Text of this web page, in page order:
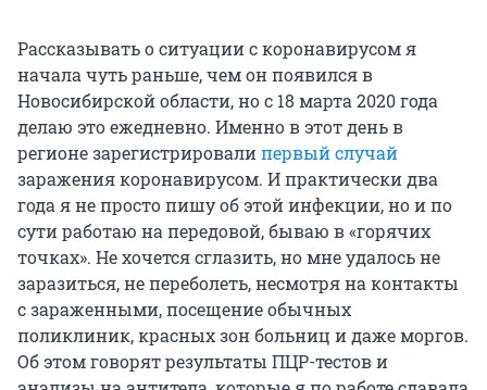
Рассказывать о ситуации с коронавирусом я
начала чуть раньше, чем он появился в
Новосибирской области, но с 18 марта 2020 года
делаю это ежедневно. Именно в этот день в
регионе зарегистрировалипервый случай
заражения коронавирусом. И практически два
года я не просто пишу об этой инфекции, но и по
сути работаю на передовой, бываю в «горячих
точках». Не хочется сглазить, но мне удалось не
заразиться, не переболеть, несмотря на контакты
с зараженными, посещение обычных
поликлиник, красных зон больниц и даже моргов.
Об этом говорят результаты ПЦР-тестов и